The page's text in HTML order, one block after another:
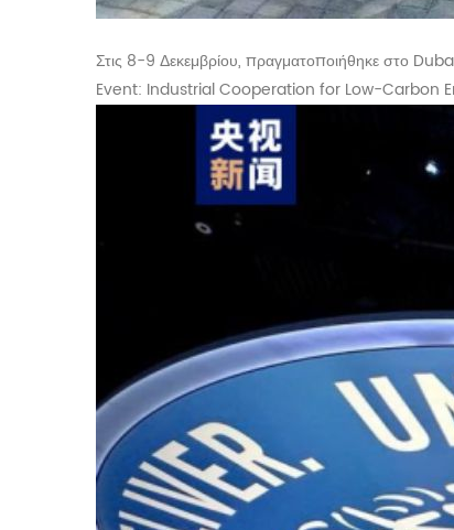
Στις 8-9 Δεκεμβρίου, πραγματοποιήθηκε στο
Event: Industrial Cooperation for Low-Carbon